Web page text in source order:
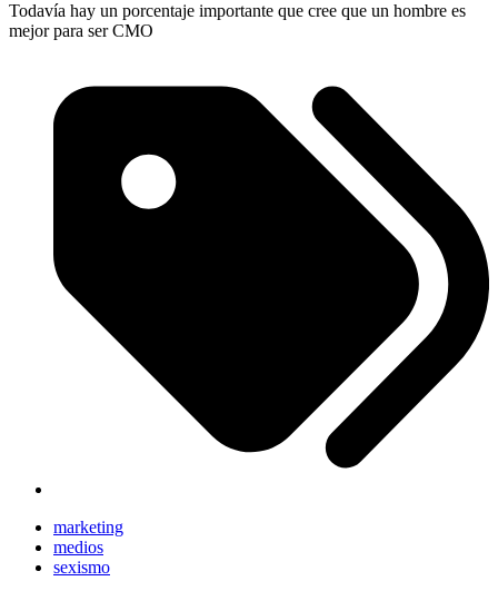
Todavía hay un porcentaje importante que cree que un hombre es
mejor para ser CMO
marketing
medios
sexismo